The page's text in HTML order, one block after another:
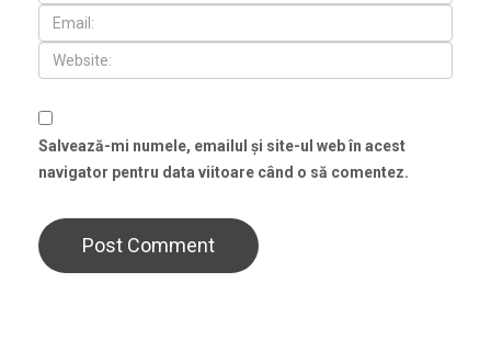
Salvează-mi numele, emailul și site-ul web în acest
navigator pentru data viitoare când o să comentez.